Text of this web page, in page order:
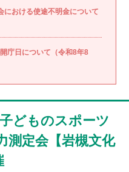
における使途不明金について
庁日について（令和8年8
どものスポーツ
測定会【岩槻文化